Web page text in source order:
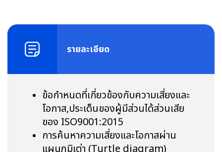
รายละเอียด
ข้อกำหนดที่เกี่ยวข้องกับความเสี่ยงและ
โอกาส,ประเด็นของผู้มีส่วนได้ส่วนเสีย
ของ ISO9001:2015
การค้นหาความเสี่ยงและโอกาสผ่าน
แผนภูมิเต่า (Turtle diagram)